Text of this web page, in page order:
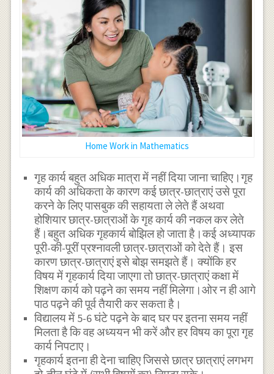
Home Work in Mathematics
गृह कार्य बहुत अधिक मात्रा में नहीं दिया जाना चाहिए।गृह
कार्य की अधिकता के कारण कई छात्र-छात्राएं उसे पूरा
करने के लिए पासबुक की सहायता ले लेते हैं अथवा
होशियार छात्र-छात्राओं के गृह कार्य की नकल कर लेते
हैं।बहुत अधिक गृहकार्य बोझिल हो जाता है।कई अध्यापक
पूरी-की-पूरीं प्रश्नावली छात्र-छात्राओं को देते हैं। इस
कारण छात्र-छात्राएं इसे बोझ समझते हैं। क्योंकि हर
विषय में गृहकार्य दिया जाएगा तो छात्र-छात्राएं कक्षा में
शिक्षण कार्य को पढ़ने का समय नहीं मिलेगा।ओर न ही आगे
पाठ पढ़ने की पूर्व तैयारी कर सकता है।
विद्यालय में 5-6 घंटे पढ़ने के बाद घर पर इतना समय नहीं
मिलता है कि वह अध्ययन भी करें और हर विषय का पूरा गृह
कार्य निपटाए।
गृहकार्य इतना ही देना चाहिए जिससे छात्र छात्राएं लगभग